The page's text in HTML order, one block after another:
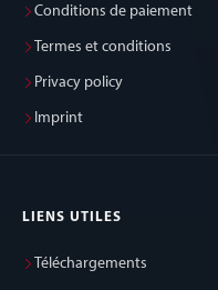
Conditions de paiement
Termes et conditions
Privacy policy
Imprint
LIENS UTILES
Téléchargements